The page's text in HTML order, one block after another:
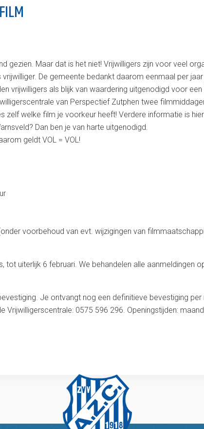
gezien. Maar dat is het niet! Vrijwilligers zijn voor veel
De gemeente bedankt daarom eenmaal per
vrijwilligers als blijk van waardering uitgenodigd voor
van Perspectief Zutphen twee
zelf welke film je voorkeur heeft! Verdere informatie is
Dan ben je van harte uitgenodigd.
geldt VOL = VOL!
voorbehoud van evt. wijzigingen van
tot uiterlijk 6 februari. We behandelen alle aanmeldingen
Je ontvangt nog een definitieve bevestiging per
Vrijwilligerscentrale: 0575 596 296. Openingstijden: